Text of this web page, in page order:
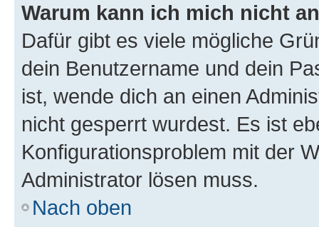
Warum kann ich mich nicht
Dafür gibt es viele mögliche
dein Benutzername und dein
ist, wende dich an einen
nicht gesperrt wurdest. Es ist
Konfigurationsproblem mit der
Administrator lösen muss.
Nach oben